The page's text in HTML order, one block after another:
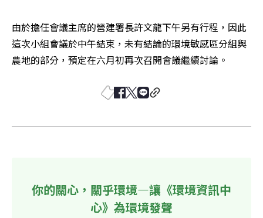
由於擔任會議主席的營建署長許文龍下午另有行程，因此
這次小組會議於中午結束，未有結論的環境敏感區分組與
農地的部分，預定在六月初再次召開會議繼續討論。
你的關心，關乎環境—讓《環境資訊中
心》為環境發聲